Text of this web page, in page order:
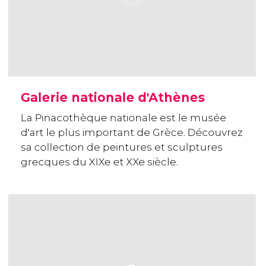
Galerie nationale d'Athènes
La Pinacothèque nationale est le musée
d'art le plus important de Grèce. Découvrez
sa collection de peintures et sculptures
grecques du XIXe et XXe siècle.